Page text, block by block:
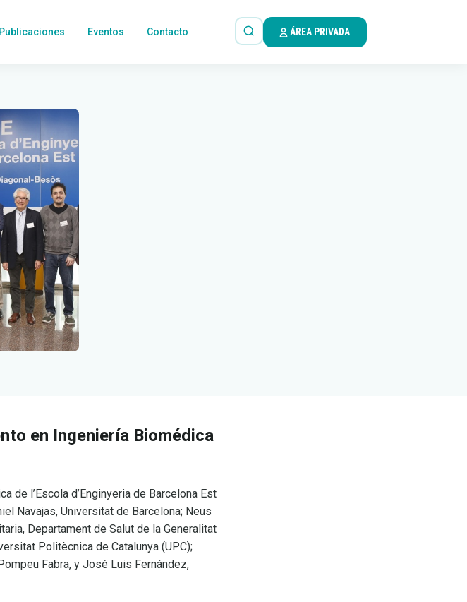
Publicaciones Eventos Contacto ÁREA PRIVADA
en Ingeniería Biomédica
de l’Escola d’Enginyeria de Barcelona Est
Navajas, Universitat de Barcelona; Neus
Departament de Salut de la Generalitat
Politècnica de Catalunya (UPC);
Fabra, y José Luis Fernández,